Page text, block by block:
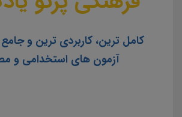
کامل ترین، کاربردی ترین و
آزمون های استخدامی و